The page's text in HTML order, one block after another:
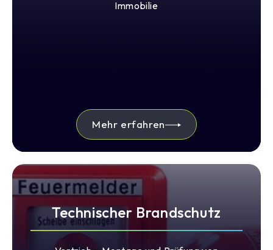
Mehr erfahren
Immobilie
Technischer Brandschutz